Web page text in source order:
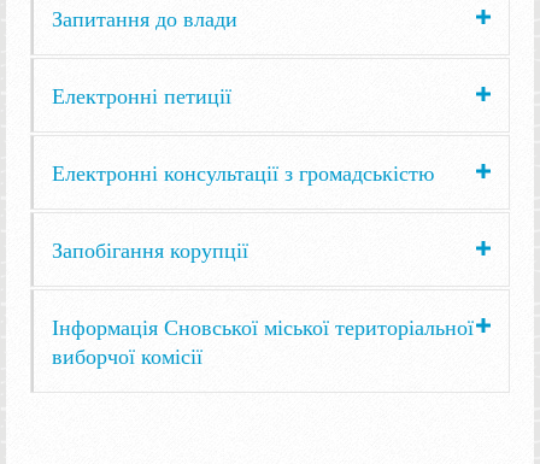
Запитання до влади
Електронні петиції
Електронні консультації з громадськістю
Запобігання корупції
Інформація Сновської міської територіальної
виборчої комісії